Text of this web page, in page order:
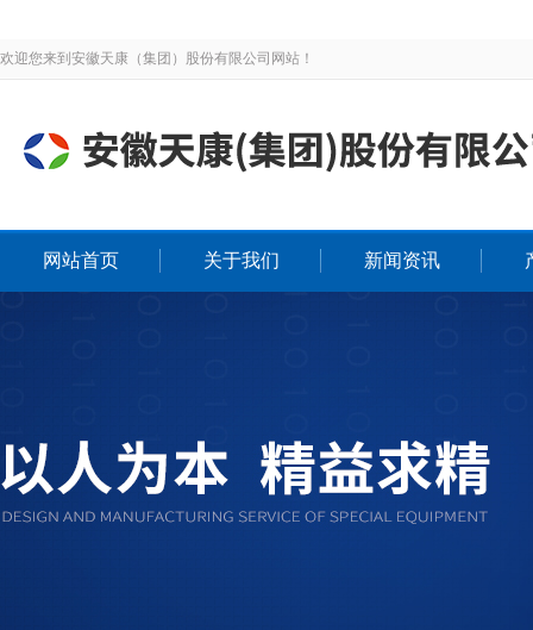
欢迎您来到安徽天康（集团）股份有限公司网站！
网站首页 关于我们 新闻资讯